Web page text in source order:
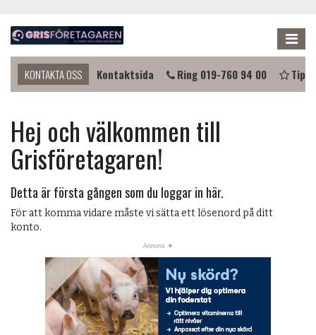
NYHETER
KALENDER
LÄNKAR
ANNONSERA
PRENUMERERA
FÖRENINGEN
KONTAKTA OSS
i kontakt? Kontaktsida Ring 019-760 94 00 Tipsa
Hej och välkommen till
Grisföretagaren!
Detta är första gången som du loggar in här.
För att komma vidare måste vi sätta ett lösenord på ditt
konto.